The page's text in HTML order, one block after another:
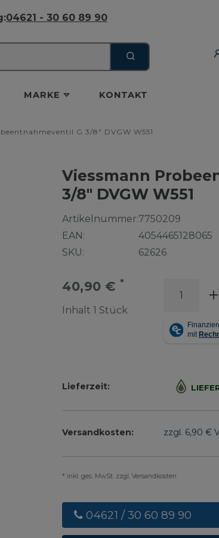
04621 - 30 60 89 90
MARKE KONTAKT
G 3/8" DVGW W551
Viessmann
3/8" DVGW W551
Artikelnummer:
EAN:
SKU:
7750209
4054465128065
62626
40,90 € *
Inhalt 1 Stück
Lieferzeit:
Versandkosten: zzgl. 6,90 €
* inkl. ges. MwSt. zzgl. Versandkosten
04621 / 30 60 89 90